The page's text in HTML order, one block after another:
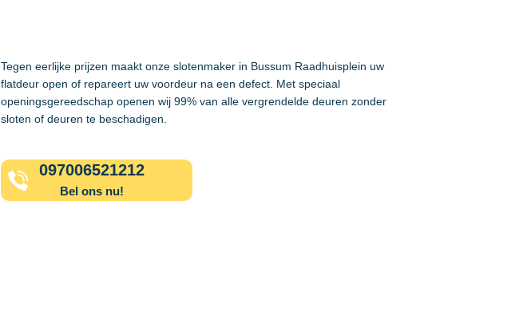
Tegen eerlijke prijzen maakt onze slotenmaker in Bussum Raadhuisplein uw
flatdeur open of repareert uw voordeur na een defect. Met speciaal
openingsgereedschap openen wij 99% van alle vergrendelde deuren zonder
sloten of deuren te beschadigen.
097006521212
Bel ons nu!